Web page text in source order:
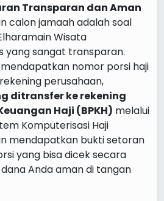
Transparan dan Aman
calon jamaah adalah soal
Wisata
yang sangat transparan.
nomor porsi haji
perusahaan,
ditransfer ke rekening
Haji (BPKH) melalui
Komputerisasi Haji
mendapatkan bukti setoran
yang bisa dicek secara
Anda aman di tangan